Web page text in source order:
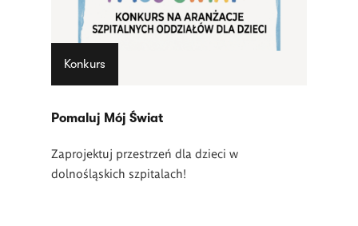
Konkurs
Pomaluj Mój Świat
Zaprojektuj przestrzeń dla dzieci w
dolnośląskich szpitalach!